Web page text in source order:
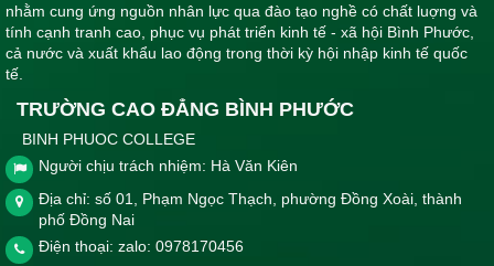
nhằm cung ứng nguồn nhân lực qua đào tạo nghề có chất luợng và
tính cạnh tranh cao, phục vụ phát triển kinh tế - xã hội Bình Phước,
cả nước và xuất khẩu lao động trong thời kỳ hội nhập kinh tế quốc
tế.
TRƯỜNG CAO ĐẲNG BÌNH PHƯỚC
BINH PHUOC COLLEGE
Người chịu trách nhiệm: Hà Văn Kiên
Địa chỉ: số 01, Phạm Ngọc Thạch, phường Đồng Xoài, thành
phố Đồng Nai
Điện thoại: zalo: 0978170456